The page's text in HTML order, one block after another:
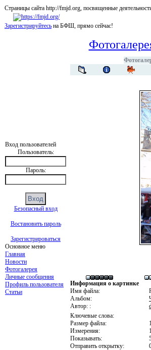
Страницы сайта http://fmjd.org, посвященные
Зарегистрируйтесь на БФШ, прямо сейчас!
Вход пользователей
Пользователь:
Пароль:
Безопасный вход
Востановить пароль
Зарегистрироваться
Основное меню
Главная
Новости
Фотогалерея
Личные сообщения
Профиль пользователя
Статьи
Информация о картинке
Имя файла:
Альбом:
Автор: :
Ключевые слова:
Размер файла:
Измерения:
Показывать:
Отправить открытку: